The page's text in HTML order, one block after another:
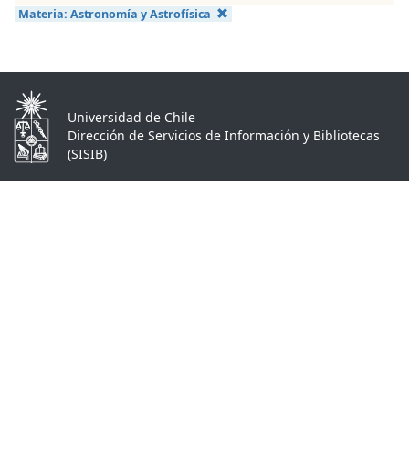
Materia: Astronomía y Astrofísica
Universidad de Chile
Dirección de Servicios de Información y Bibliotecas
(SISIB)